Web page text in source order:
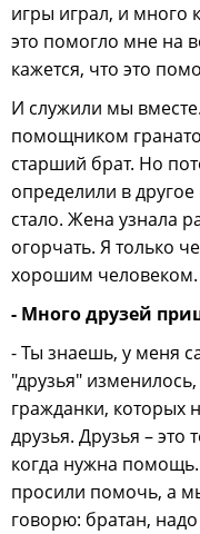
игры играл, и много
это помогло мне на
кажется, что это
И служили мы
помощником
старший брат. Но
определили в
стало. Жена узнала
огорчать. Я только
хорошим человеком.
- Много друзей
- Ты знаешь, у меня
"друзья"
гражданки, которых
друзья. Друзья – это
когда нужна
просили помочь, а
говорю: братан,